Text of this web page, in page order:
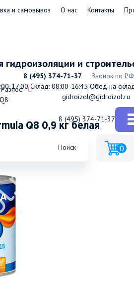
и самовывоз О нас Контакты
и
8 (495) 374-71-37
Звонок по
17:00Склад: 08:00-16:45 Обед на
gidroizol@gidroizol.ru
8 (495) 374-71-37
Поиск 0
Разное
Q8 0,9 кг белая